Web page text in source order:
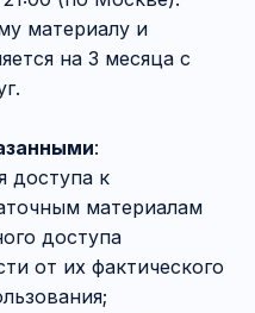
материалу и
на 3 месяца с
:
доступа к
материалам
доступа
от их фактического